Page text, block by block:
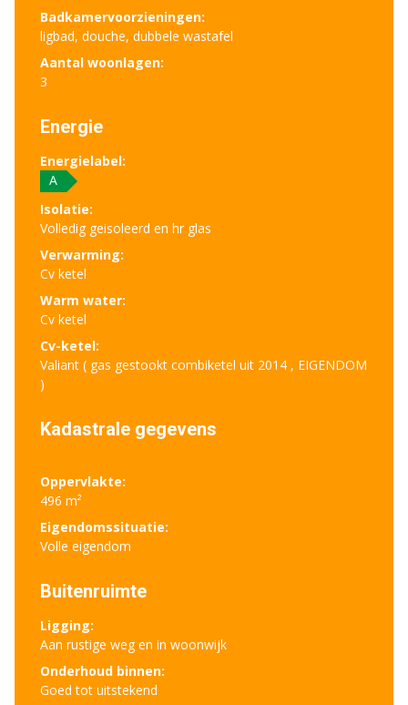
Badkamervoorzieningen:
ligbad, douche, dubbele wastafel
Aantal woonlagen:
3
Energie
Energielabel:
A
Isolatie:
Volledig geisoleerd en hr glas
Verwarming:
Cv ketel
Warm water:
Cv ketel
Cv-ketel:
Valiant ( gas gestookt combiketel uit 2014 , EIGENDOM
)
Kadastrale gegevens
Oppervlakte:
496 m²
Eigendomssituatie:
Volle eigendom
Buitenruimte
Ligging:
Aan rustige weg en in woonwijk
Onderhoud binnen:
Goed tot uitstekend